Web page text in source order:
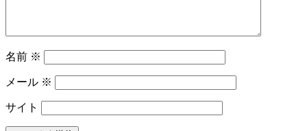
名前 ※
メール ※
サイト